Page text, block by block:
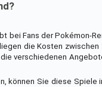
bei Fans der Pokémon-
die Kosten
verschiedenen
können Sie diese